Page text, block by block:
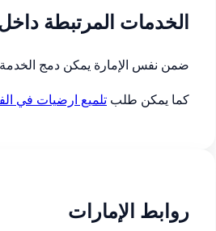
الخدمات المرتبطة
ضمن نفس الإمارة يمكن دمج
كما يمكن طلب تلميع ارضيات في
روابط الإمارات